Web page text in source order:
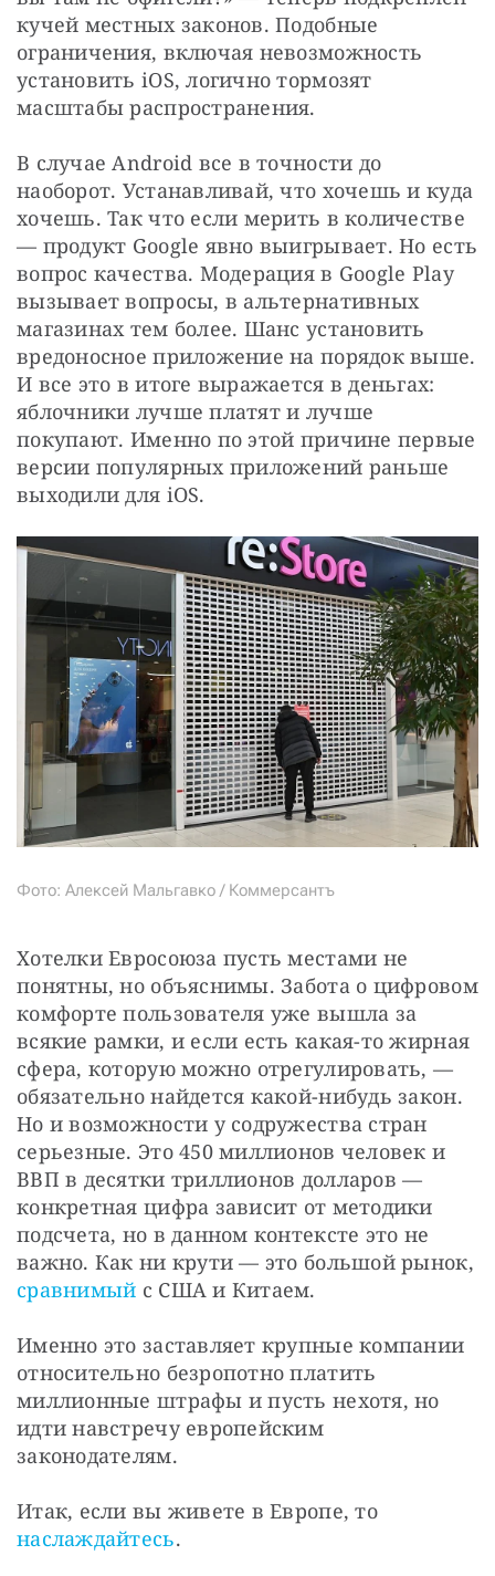
кучей местных законов. Подобные
ограничения, включая невозможность
установить iOS, логично тормозят
масштабы распространения.
В случае Android все в точности до
наоборот. Устанавливай, что хочешь и куда
хочешь. Так что если мерить в количестве
— продукт Google явно выигрывает. Но есть
вопрос качества. Модерация в Google Play
вызывает вопросы, в альтернативных
магазинах тем более. Шанс установить
вредоносное приложение на порядок выше.
И все это в итоге выражается в деньгах:
яблочники лучше платят и лучше
покупают. Именно по этой причине первые
версии популярных приложений раньше
выходили для iOS.
Фото: Алексей Мальгавко / Коммерсантъ
Хотелки Евросоюза пусть местами не
понятны, но объяснимы. Забота о цифровом
комфорте пользователя уже вышла за
всякие рамки, и если есть какая-то жирная
сфера, которую можно отрегулировать, —
обязательно найдется какой-нибудь закон.
Но и возможности у содружества стран
серьезные. Это 450 миллионов человек и
ВВП в десятки триллионов долларов —
конкретная цифра зависит от методики
подсчета, но в данном контексте это не
сравнимый с США и Китаем.
Именно это заставляет крупные компании
относительно безропотно платить
миллионные штрафы и пусть нехотя, но
идти навстречу европейским
законодателям.
Итак, если вы живете в Европе, то
наслаждайтесь.